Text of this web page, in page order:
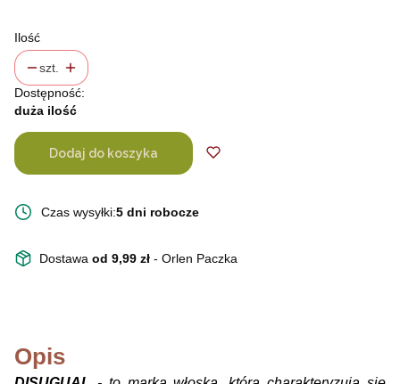
Ilość
szt.
Dostępność:
duża ilość
Dodaj do koszyka
Czas wysyłki:5 dni robocze
Dostawa od 9,99 zł - Orlen Paczka
Opis